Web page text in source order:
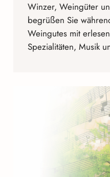
Winzer, Weingüter
begrüßen Sie
Weingutes mit
Spezialitäten, Musik